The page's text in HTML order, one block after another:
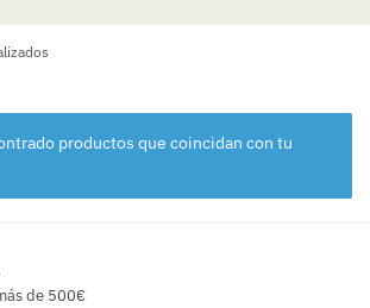
productos que coincidan con tu
de 500€